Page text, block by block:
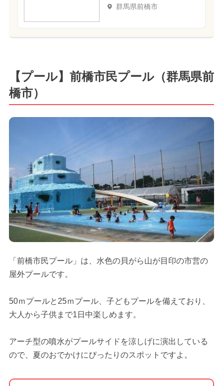
群馬県前橋市
【プール】前橋市民プール（群馬県前
橋市）
「前橋市民プール」は、水色の貝がら山が目印の市営の
屋外プールです。
50ｍプールと25ｍプール、子どもプールを備えており、
大人から子供まで1日中楽しめます。
アーチ型の噴水がプールサイドを涼しげに演出している
ので、夏のおでかけにぴったりのスポットですよ。